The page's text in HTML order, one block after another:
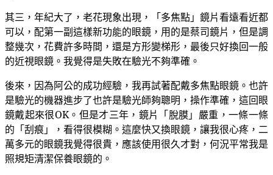
其三，年紀大了，老花現象出現，「多焦點」鏡片看遠看近都
可以，配第一副這樣新功能的眼鏡，用的是蔡司鏡片，但是調
整幾次，花費許多時間，還是方形變梯形，最後只好換回一般
的近視眼鏡。我覺得是失敗在驗光不夠準確。
後來，因為阿公的成功經驗，我再試著配戴多焦點眼鏡。也許
是驗光的機器進步了也許是驗光師夠聰明，操作準確，這回眼
鏡戴起來很OK。但是才三年，鏡片「脫膜」嚴重，一條一條
的「刮痕」，看得很模糊。這麼快又換眼鏡，讓我很心疼，二
萬多元的眼鏡我覺得很貴，應該使用很久才對，何況平常我是
照規矩清潔保養眼鏡的。